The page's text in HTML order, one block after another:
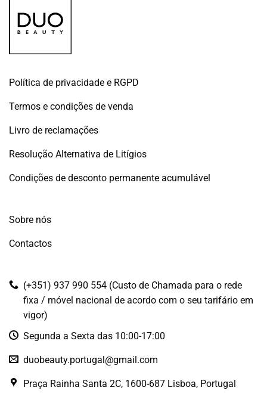
Política de privacidade e RGPD
Termos e condições de venda
Livro de reclamações
Resolução Alternativa de Litígios
Condições de desconto permanente acumulável
Sobre nós
Contactos
(+351) 937 990 554 (Custo de Chamada para o rede
fixa / móvel nacional de acordo com o seu tarifário em
vigor)
Segunda a Sexta das 10:00-17:00
duobeauty.portugal@gmail.com
Praça Rainha Santa 2C, 1600-687 Lisboa, Portugal